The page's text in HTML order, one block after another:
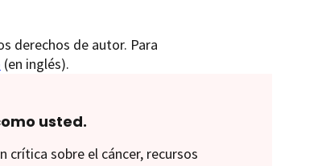
derechos de autor. Para
(en inglés).
usted.
crítica sobre el cáncer, recursos